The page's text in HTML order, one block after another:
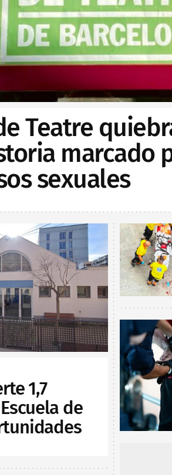
Teatre
marcado
sexuales
1,7
de